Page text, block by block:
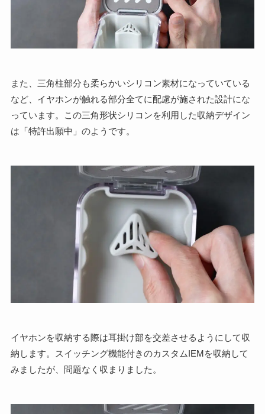
また、三角柱部分も柔らかいシリコン素材になっていている
など、イヤホンが触れる部分全てに配慮が施された設計にな
っています。この三角形状シリコンを利用した収納デザイン
は「特許出願中」のようです。
イヤホンを収納する際は耳掛け部を交差させるようにして収
納します。スイッチング機能付きのカスタムIEMを収納して
みましたが、問題なく収まりました。